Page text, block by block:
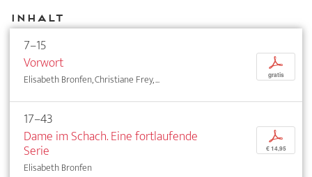
Inhalt
7–15
Vorwort
Elisabeth Bronfen, Christiane Frey, ...
p
gratis
17–43
Dame im Schach. Eine fortlaufende
Serie
Elisabeth Bronfen
p
€ 14,95